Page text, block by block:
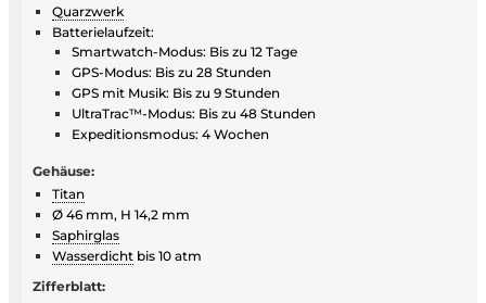
Quarzwerk
Batterielaufzeit:
Smartwatch-Modus: Bis zu 12 Tage
GPS-Modus: Bis zu 28 Stunden
GPS mit Musik: Bis zu 9 Stunden
UltraTrac™-Modus: Bis zu 48 Stunden
Expeditionsmodus: 4 Wochen
Gehäuse:
Titan
Ø 46 mm, H 14,2 mm
Saphirglas
Wasserdicht bis 10 atm
Zifferblatt: